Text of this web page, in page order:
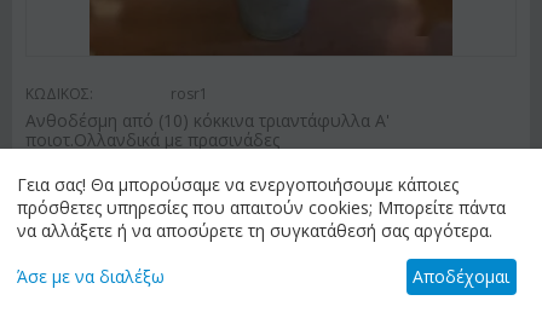
ΚΩΔΙΚΟΣ: rosr1
Ανθοδέσμη από (10) κόκκινα τριαντάφυλλα Α'
ποιοτ.Ολλανδικά με πρασινάδες
€35.00
ΑΠΟΣΤΟΛΗ ΛΟΥΛΟΥΔΙΩΝ
Γεια σας! Θα μπορούσαμε να ενεργοποιήσουμε κάποιες
πρόσθετες υπηρεσίες που απαιτούν cookies; Μπορείτε πάντα
να αλλάξετε ή να αποσύρετε τη συγκατάθεσή σας αργότερα.
Άσε με να διαλέξω Αποδέχομαι